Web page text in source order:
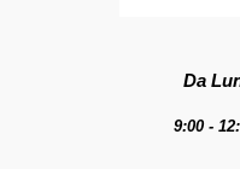
Da
9:00 -